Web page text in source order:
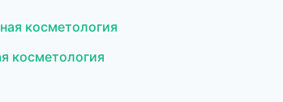
косметология
косметология